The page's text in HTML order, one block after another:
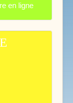
en ligne